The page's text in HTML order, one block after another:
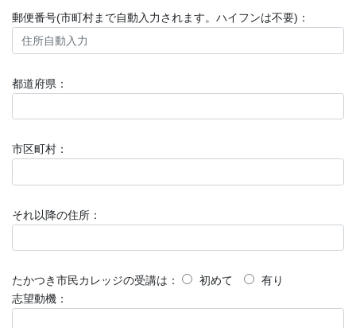
郵便番号(市町村まで自動入力されます。ハイフンは不要)：
都道府県：
市区町村：
それ以降の住所：
たかつき市民カレッジの受講は： 初めて
有り
志望動機：